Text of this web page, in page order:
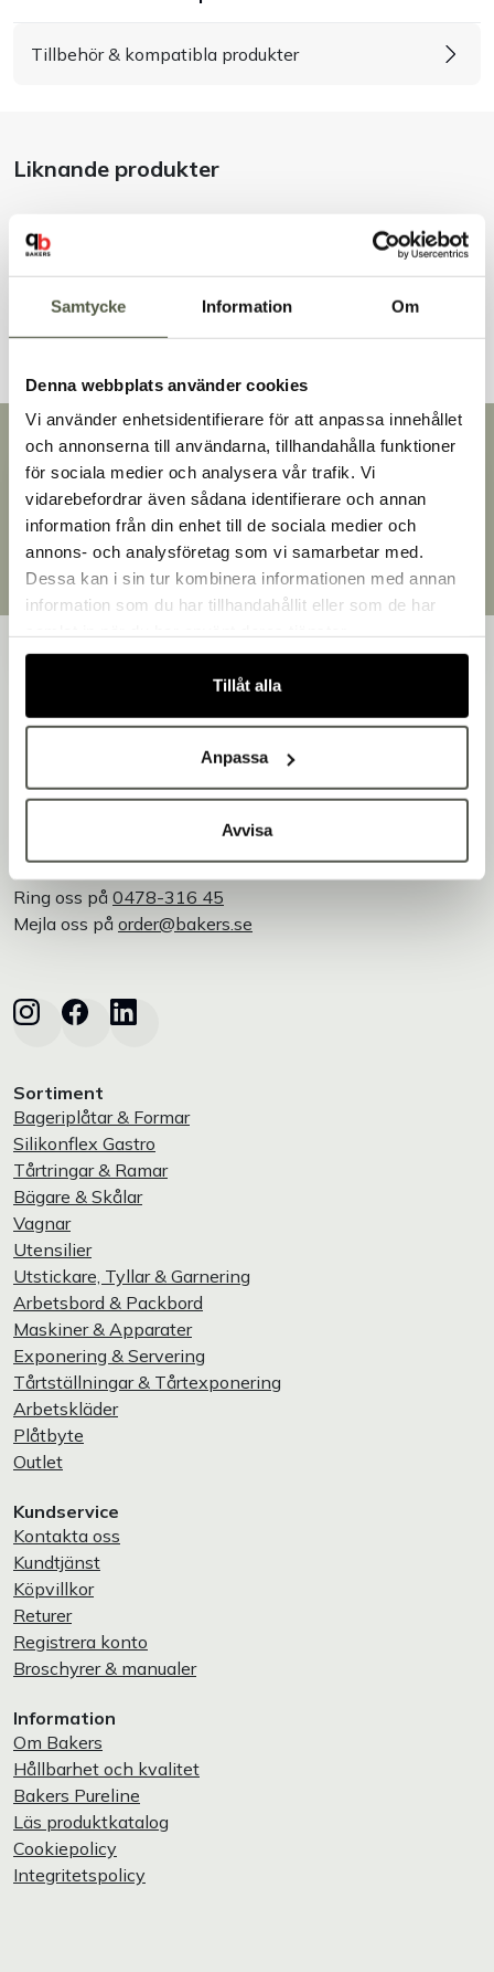
Samtycke Information Om
Denna webbplats använder cookies
Vi använder enhetsidentifierare för att anpassa innehållet
och annonserna till användarna, tillhandahålla funktioner
för sociala medier och analysera vår trafik. Vi
vidarebefordrar även sådana identifierare och annan
information från din enhet till de sociala medier och
annons- och analysföretag som vi samarbetar med.
Dessa kan i sin tur kombinera informationen med annan
information som du har tillhandahållit eller som de har
Tillåt alla
Anpassa
Avvisa
Outlet
Tillbehör & kompatibla produkter
Liknande produkter
Andra kunder tittade även på
Snabb leverans
Leverans inom 3-5 arbetsdagar.
Brett sortiment
Över 30 000 produkter
Egen produktion
Designat och tillverkat i Småland
utrustning för bageri, konditori och restaurang – med egen
produktion i Småland.
Vi är Bakers - Tillsammans skapar vi en godare värld!
Ring oss på 0478-316 45
Mejla oss på order@bakers.se
Sortiment
Bageriplåtar & Formar
Silikonflex Gastro
Tårtringar & Ramar
Bägare & Skålar
Vagnar
Utensilier
Utstickare, Tyllar & Garnering
Arbetsbord & Packbord
Maskiner & Apparater
Exponering & Servering
Tårtställningar & Tårtexponering
Arbetskläder
Plåtbyte
Outlet
Kundservice
Kontakta oss
Kundtjänst
Köpvillkor
Returer
Registrera konto
Broschyrer & manualer
Information
Om Bakers
Hållbarhet och kvalitet
Bakers Pureline
Läs produktkatalog
Cookiepolicy
Integritetspolicy
Välkommen till Bakers!
Handlar du som företag eller privatperson?
Fortsätt som privatperson